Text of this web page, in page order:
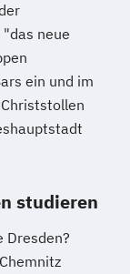
neue
ein und im
studieren
Dresden?